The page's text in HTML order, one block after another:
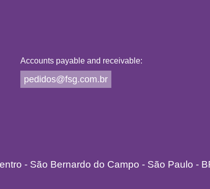
Accounts payable and receivable:
pedidos@fsg.com.br
- São Bernardo do Campo - São Paulo -